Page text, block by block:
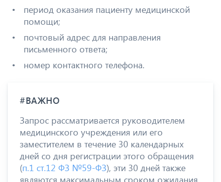
период оказания пациенту медицинской
помощи;
почтовый адрес для направления
письменного ответа;
номер контактного телефона.
#ВАЖНО
Запрос рассматривается руководителем
медицинского учреждения или его
заместителем в течение 30 календарных
дней со дня регистрации этого обращения
(п.1 ст.12 ФЗ №59-ФЗ), эти 30 дней также
являются максимальным сроком ожидания